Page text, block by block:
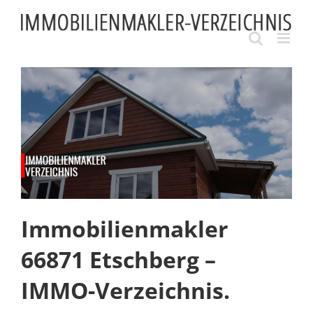
content
Immobilienmakler
66871 Etschberg –
IMMO-Verzeichnis.